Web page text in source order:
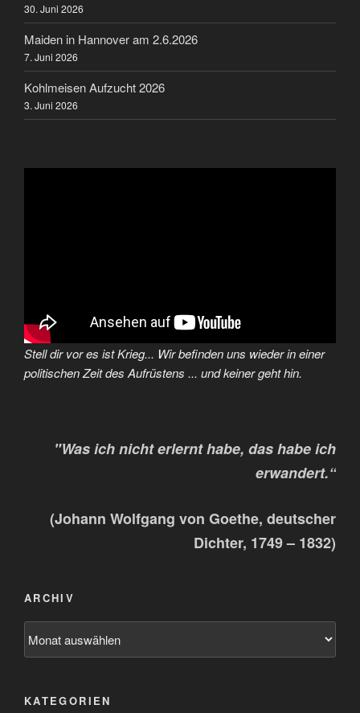
30. Juni 2026
Maiden in Hannover am 2.6.2026
7. Juni 2026
Kohlmeisen Aufzucht 2026
3. Juni 2026
Stell dir vor es ist Krieg... Wir befinden uns wieder in einer
politischen Zeit des Aufrüstens ... und keiner geht hin.
"Was ich nicht erlernt habe, das habe ich
erwandert.“
(Johann Wolfgang von Goethe, deutscher
Dichter, 1749 – 1832)
ARCHIV
KATEGORIEN